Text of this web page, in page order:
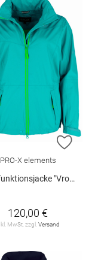
HINZUFÜGEN
ZUR
PRO-X elements
"Vroni"
120,00 €
MwSt. zzgl. Versand